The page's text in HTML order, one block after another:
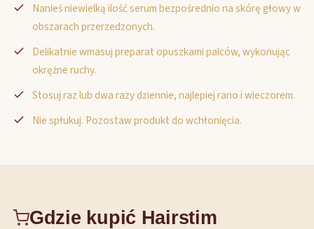
Nanieś niewielką ilość serum bezpośrednio na skórę głowy w
obszarach przerzedzonych.
Delikatnie wmasuj preparat opuszkami palców, wykonując
okrężne ruchy.
Stosuj raz lub dwa razy dziennie, najlepiej rano i wieczorem.
Nie spłukuj. Pozostaw produkt do wchłonięcia.
Gdzie kupić Hairstim